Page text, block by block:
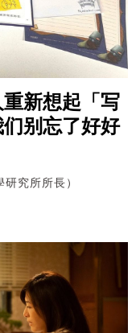
新想起「写
别忘了好好
究所所長）